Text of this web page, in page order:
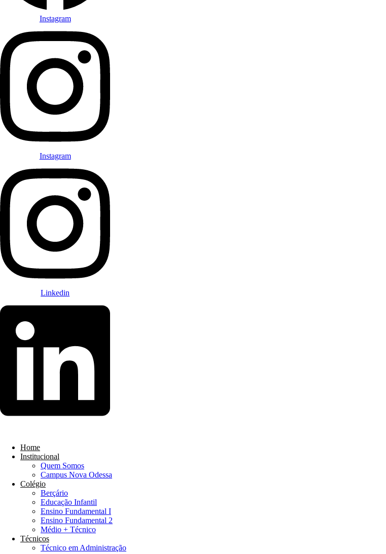
Instagram
Instagram
Linkedin
Home
Institucional
Quem Somos
Campus Nova Odessa
Colégio
Berçário
Educação Infantil
Ensino Fundamental I
Ensino Fundamental 2
Médio + Técnico
Técnicos
Técnico em Administração